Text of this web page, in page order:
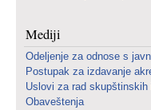
Mediji
Odeljenje za odnose s
Postupak za izdavanje
Uslovi za rad
Obaveštenja